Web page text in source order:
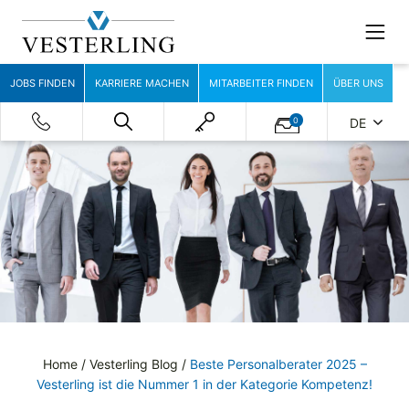
JOBS FINDEN KARRIERE MACHEN MITARBEITER FINDEN ÜBER UNS
0 DE
Home/ Vesterling Blog / Beste Personalberater 2025 –
Vesterling ist die Nummer 1 in der Kategorie Kompetenz!